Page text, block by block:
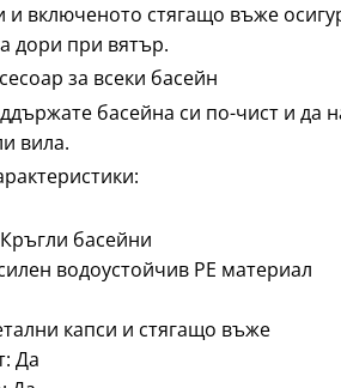
и включеното стягащо въже
дори при вятър.
за всеки басейн
басейна си по-чист и
вила.
басейни
водоустойчив PE материал
капси и стягащо въже
Да